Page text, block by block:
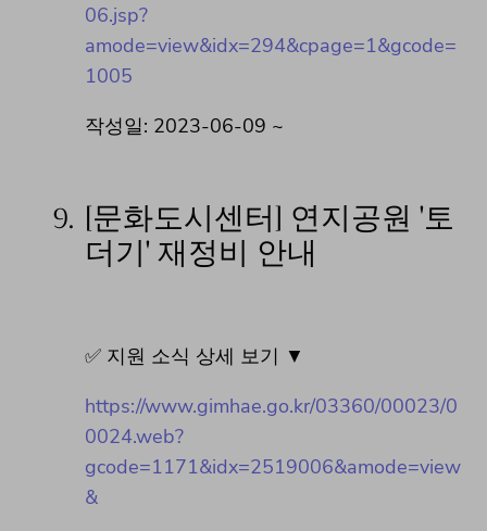
06.jsp?
amode=view&idx=294&cpage=1&gcode=
1005
작성일: 2023-06-09 ~
9. [문화도시센터] 연지공원 '토
더기' 재정비 안내
✅ 지원 소식 상세 보기 ▼
https://www.gimhae.go.kr/03360/00023/0
0024.web?
gcode=1171&idx=2519006&amode=view
&